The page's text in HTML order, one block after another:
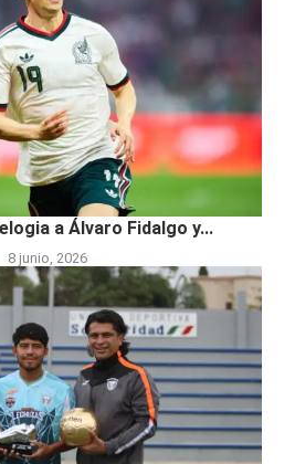
a Álvaro Fidalgo y...
8 junio, 2026